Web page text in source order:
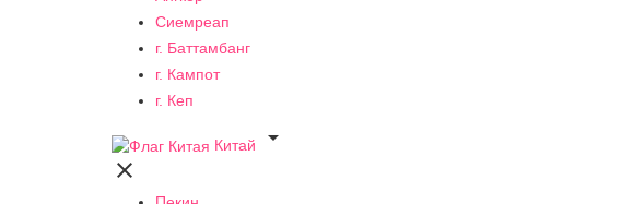
Сиемреап
г. Баттамбанг
г. Кампот
г. Кеп
Китай

